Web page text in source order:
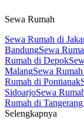
Sewa Rumah
Sewa Rumah di
BandungSewa
Rumah di Depok
MalangSewa
Rumah di Pontianak
SidoarjoSewa
Rumah di Tangerang
Selengkapnya